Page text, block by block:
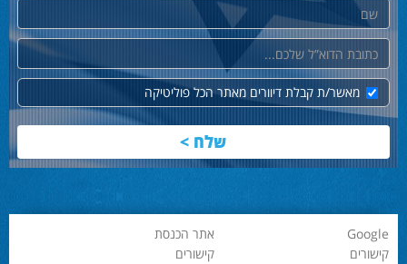
שם
דוא"ל
מאשר/ת קבלת דיוורים מאתר הכל פוליטיקה
Google אתר הכנסת
קישורים קישורים